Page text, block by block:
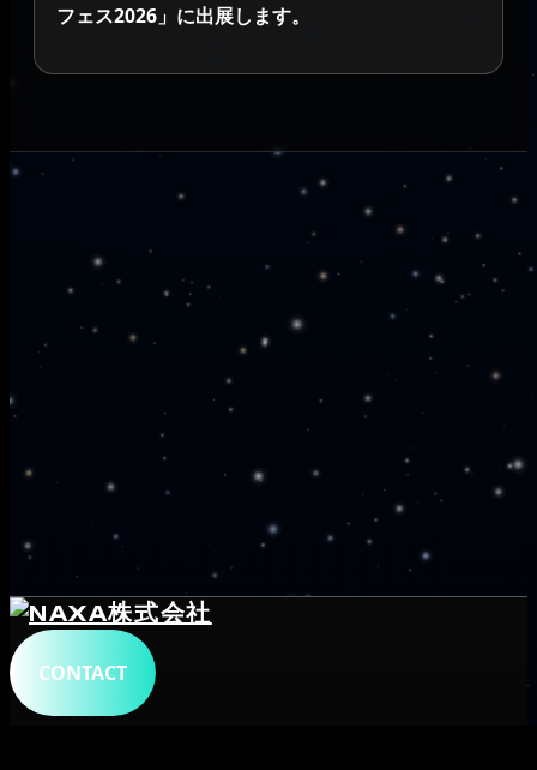
フェス2026」に出展します。
CONTACT